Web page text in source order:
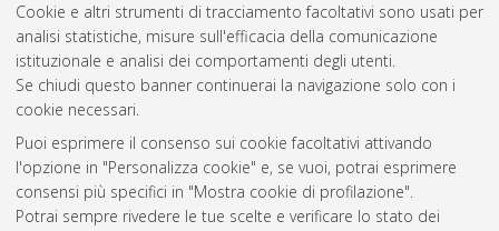
Cookie e altri strumenti di tracciamento facoltativi sono usati per
analisi statistiche, misure sull'efficacia della comunicazione
istituzionale e analisi dei comportamenti degli utenti.
Se chiudi questo banner continuerai la navigazione solo con i
cookie necessari.
Puoi esprimere il consenso sui cookie facoltativi attivando
l'opzione in "Personalizza cookie" e, se vuoi, potrai esprimere
consensi più specifici in "Mostra cookie di profilazione".
Potrai sempre rivedere le tue scelte e verificare lo stato dei
Vedi altre statistiche
Gestione del documento:
Atom
AMS Acta
ISSN: 2038-7954
re3data.org -